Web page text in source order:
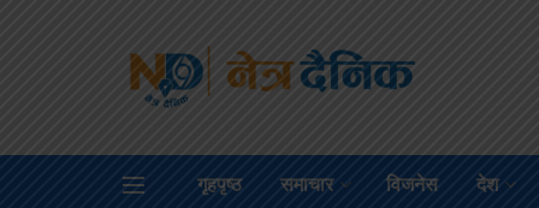
गृहपृष्ठ समाचार विजनेस देश